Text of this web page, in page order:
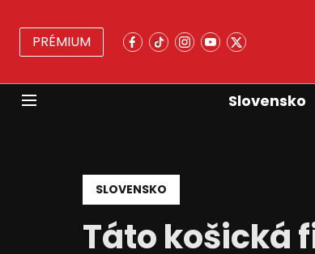
PRÉMIUM
Slovensko
SLOVENSKO
Táto košická